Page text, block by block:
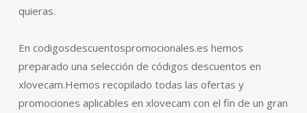
quieras.
En codigosdescuentospromocionales.es hemos
preparado una selección de códigos descuentos en
xlovecam.Hemos recopilado todas las ofertas y
promociones aplicables en xlovecam con el fin de un gran